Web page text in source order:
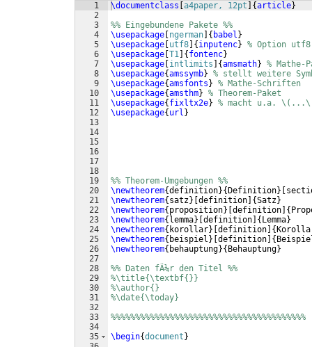
1
2
3
4
5
6
7
8
9
10
11
12
13
14
15
16
17
18
19
20
21
22
23
24
25
26
27
28
29
30
31
32
33
34
35
\documentclass a4paper, 12pt {article}
%% Eingebundene Pakete %%
\usepackage ngerman { babel }
\usepackage utf8 { inputenc} % Option
\usepackage T1 { fontenc}
\usepackage intlimits {amsmath} % Mathe-
\usepackage{amssymb} % stellt weitere
\usepackage{amsfonts } % Mathe-Schriften
\usepackage{amsthm} % Theorem-Paket
\usepackage{ fixltx2e} % macht u.a.
\usepackage{ url }
%% Theorem-Umgebungen %%
\newtheorem{definition}{ Definition}
\newtheorem{ satz} definition {Satz}
\newtheorem{ proposition} definition {
\newtheorem{ lemma} definition { Lemma}
\newtheorem{ korollar} definition {
\newtheorem{ beispiel } definition {
\newtheorem{ behauptung}{ Behauptung}
%% Daten fÃ¼r den Titel %%
%\title{\textbf{}}
%\author{}
%\date{\today}
\begin{document }